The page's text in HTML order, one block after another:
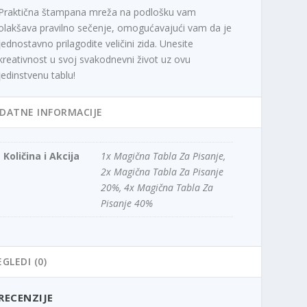
Praktična štampana mreža na podlošku vam
pravilno sečenje, omogućavajući vam da je
jednostavno prilagodite veličini zida. Unesite
u svoj svakodnevni život uz ovu
jedinstvenu tablu!
INFORMACIJE
Količina i Akcija
1x Magična Tabla Za Pisanje,
2x Magična Tabla Za Pisanje
20%, 4x Magična Tabla Za
Pisanje 40%
(0)